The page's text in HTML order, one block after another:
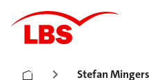
Stefan Mingers